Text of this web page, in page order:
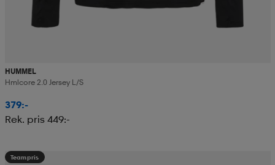
HUMMEL
Hmlcore 2.0 Jersey L/s
379:-
Rek. pris 449:-
Teampris